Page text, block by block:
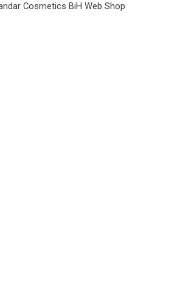
Cosmetics BiH Web Shop